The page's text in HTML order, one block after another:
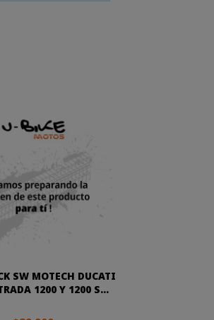
SW MOTECH DUCATI
1200 Y 1200 S...